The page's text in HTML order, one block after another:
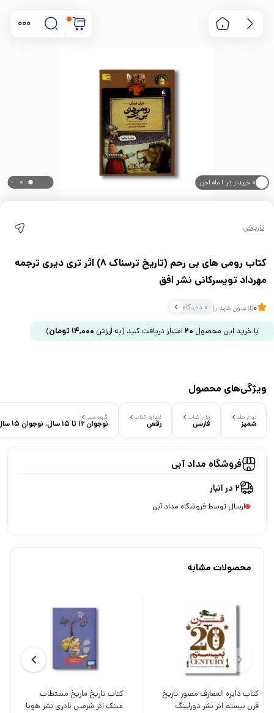
۰ خریدار در ۱ ماه اخیر
تاریخی
کتاب رومی های بی رحم (تاریخ ترسناک 8) اثر تری دیری ترجمه
مهرداد تویسرکانی نشر افق
0(از بدون خریدار) 0 دیدگاه
با خرید این محصول 20 امتیاز دریافت کنید (به ارزش 14,000 تومان)
ویژگی‌های محصول
نوع جلد
شمیز
زبان کتاب
فارسی
اندازه کتاب
رقعی
گروه سنی
نوجوان 12 تا 15 سال، نوجوان 15 سال به بالا
فروشگاه مداد آبی
2 در انبار
ارسال توسط فروشگاه مداد آبی
محصولات مشابه
کتاب دایره المعارف مصور تاریخ
قرن بیستم اثر نشر دورلینگ
کتاب تاریخ ماریخ مستطاب
عینک اثر شرمین نادری نشر هوپا